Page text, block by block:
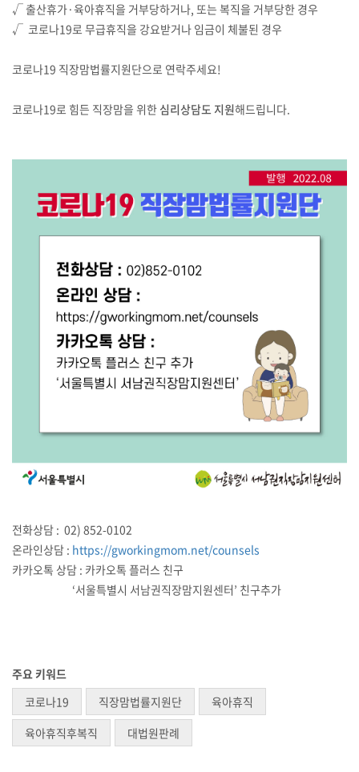
√ 출산휴가·육아휴직을 거부당하거나, 또는 복직을 거부당한 경우
√ 코로나19로 무급휴직을 강요받거나 임금이 체불된 경우
코로나19 직장맘법률지원단으로 연락주세요!
코로나19로 힘든 직장맘을 위한 심리상담도 지원해드립니다.
전화상담 : 02) 852-0102
온라인상담 : https://gworkingmom.net/counsels
카카오톡 상담 : 카카오톡 플러스 친구
‘서울특별시 서남권직장맘지원센터’ 친구추가
주요 키워드
코로나19
직장맘법률지원단
육아휴직
육아휴직후복직
대법원판례